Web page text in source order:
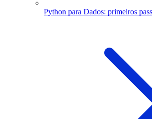
Python para Dados: primeiros